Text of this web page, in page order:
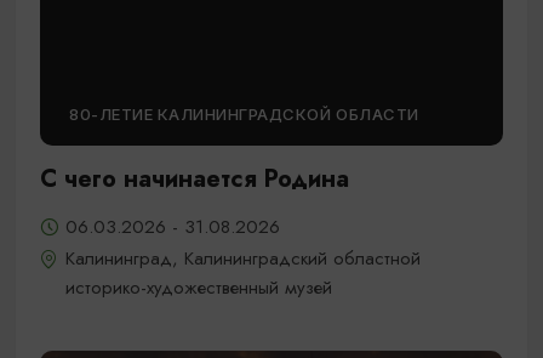
80-ЛЕТИЕ КАЛИНИНГРАДСКОЙ ОБЛАСТИ
С чего начинается Родина
06.03.2026 - 31.08.2026
Калининград, Калининградский областной
историко-художественный музей